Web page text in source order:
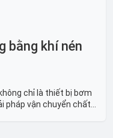
bằng khí nén
chỉ là thiết bị bơm
pháp vận chuyển chất